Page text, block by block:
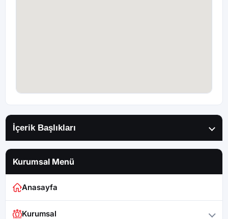
İçerik Başlıkları
Kurumsal Menü
Anasayfa
Kurumsal